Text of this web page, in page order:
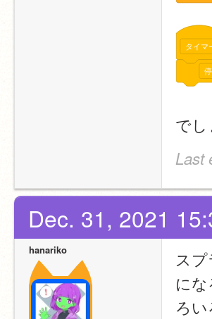
タイマ
でし
Last
Dec. 31, 2021
hanariko
ス
に
ろ